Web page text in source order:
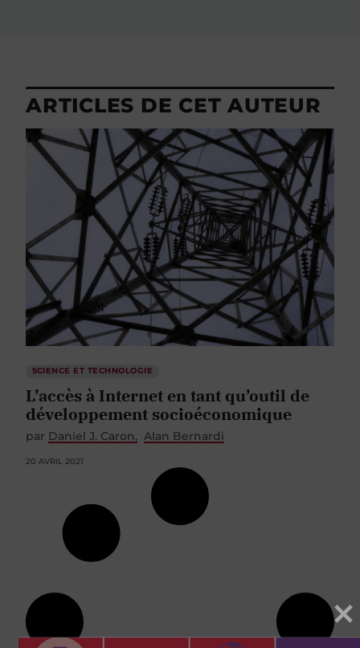
ARTICLES DE CET AUTEUR
SCIENCE ET TECHNOLOGIE
L’accès à Internet en tant qu’outil de
développement socioéconomique
par Daniel J. Caron Alan Bernardi
20 AVRIL 2021